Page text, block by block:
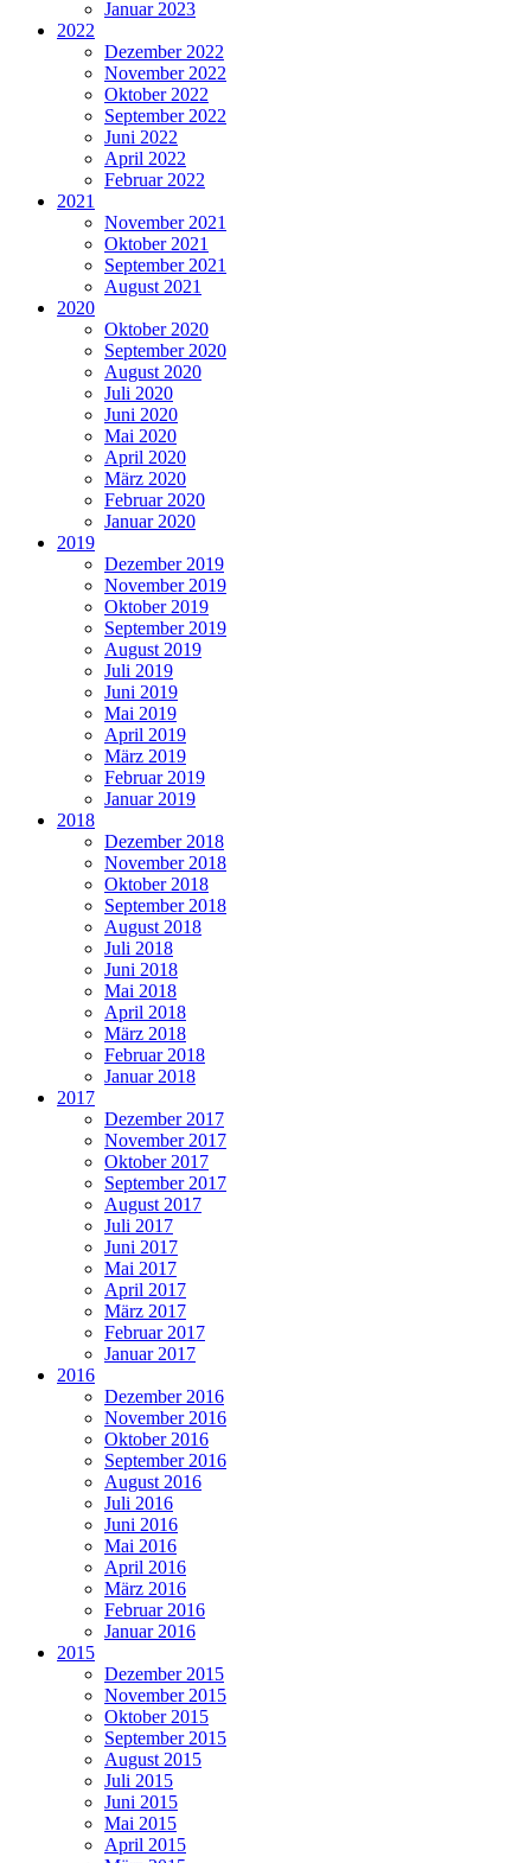
Januar 2023
2022
Dezember 2022
November 2022
Oktober 2022
September 2022
Juni 2022
April 2022
Februar 2022
2021
November 2021
Oktober 2021
September 2021
August 2021
2020
Oktober 2020
September 2020
August 2020
Juli 2020
Juni 2020
Mai 2020
April 2020
März 2020
Februar 2020
Januar 2020
2019
Dezember 2019
November 2019
Oktober 2019
September 2019
August 2019
Juli 2019
Juni 2019
Mai 2019
April 2019
März 2019
Februar 2019
Januar 2019
2018
Dezember 2018
November 2018
Oktober 2018
September 2018
August 2018
Juli 2018
Juni 2018
Mai 2018
April 2018
März 2018
Februar 2018
Januar 2018
2017
Dezember 2017
November 2017
Oktober 2017
September 2017
August 2017
Juli 2017
Juni 2017
Mai 2017
April 2017
März 2017
Februar 2017
Januar 2017
2016
Dezember 2016
November 2016
Oktober 2016
September 2016
August 2016
Juli 2016
Juni 2016
Mai 2016
April 2016
März 2016
Februar 2016
Januar 2016
2015
Dezember 2015
November 2015
Oktober 2015
September 2015
August 2015
Juli 2015
Juni 2015
Mai 2015
April 2015